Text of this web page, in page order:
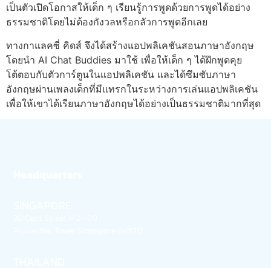
เป็นตัวเปิดโอกาสให้เด็ก ๆ เรียนรู้การพูดด้วยการพูดได้อย่าง
ธรรมชาติโดยไม่ต้องกังวลหรือกลัวการพูดอีกเลย
ทางกาแลคซี่ คิดส์ จึงได้สร้างแอปพลิเคชันสอนภาษาอังกฤษ
โดยนำ AI Chat Buddies มาใช้ เพื่อให้เด็ก ๆ ได้ฝึกพูดคุย
โต้ตอบกับตัวการ์ตูนในแอปพลิเคชัน และได้ซึมซับภาษา
อังกฤษผ่านเพลงเด็กที่มีแทรกในระหว่างการเล่นแอปพลิเคชัน
เพื่อให้เขาได้เรียนภาษาอังกฤษได้อย่างเป็นธรรมชาติมากที่สุด